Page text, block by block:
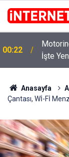
15:58
Neşet
Verdi?
Edildi
Anasayfa
Çantası, Wİ-Fİ